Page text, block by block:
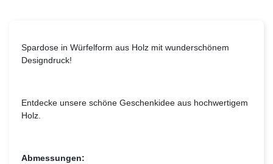
Spardose in Würfelform aus Holz mit wunderschönem
Designdruck!
Entdecke unsere schöne Geschenkidee aus hochwertigem
Holz.
Abmessungen: